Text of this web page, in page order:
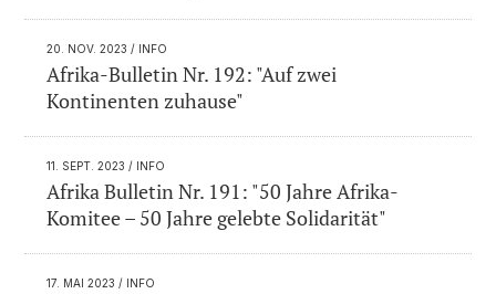
20. NOV. 2023 / INFO
Afrika-Bulletin Nr. 192: "Auf zwei
Kontinenten zuhause"
11. SEPT. 2023 / INFO
Afrika Bulletin Nr. 191: "50 Jahre Afrika-
Komitee – 50 Jahre gelebte Solidarität"
17. MAI 2023 / INFO